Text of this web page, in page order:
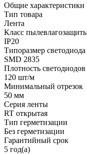
Общие характеристики
Тип товара
Лента
Класс
IP20
Типоразмер светодиода
SMD 2835
Плотность светодиодов
120 шт/м
Минимальный отрезок
50 мм
Серия ленты
RT открытая
Тип герметизации
Без герметизации
Гарантийный срок
5 год(а)